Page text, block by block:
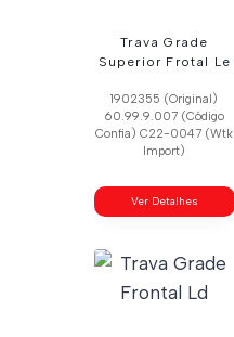
Trava Grade
Superior Frotal Le
1902355 (Original)
60.99.9.007 (Código
Confia) C22-0047 (Wtk
Import)
Ver Detalhes